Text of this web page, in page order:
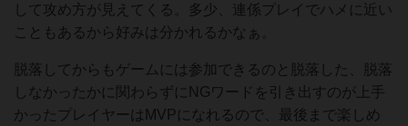
して攻め方が見えてくる。多少、連係プレイでハメに近い
こともあるから好みは分かれるかなぁ。
脱落してからもゲームには参加できるのと脱落した、脱落
しなかったかに関わらずにNGワードを引き出すのが上手
かったプレイヤーはMVPになれるので、最後まで楽しめ